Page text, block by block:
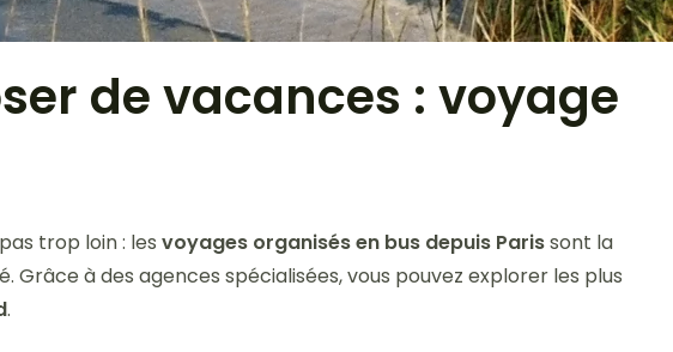
de vacances : voyage
trop loin : les voyages organisés en bus depuis Parissont la
Grâce à des agences spécialisées, vous pouvez explorer les plus
.